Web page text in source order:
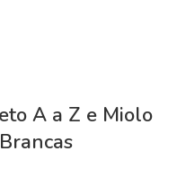
A a Z e Miolo